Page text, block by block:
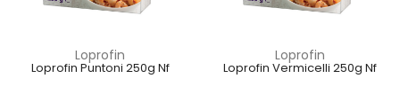
Loprofin
Loprofin Puntoni 250g Nf
Loprofin
Loprofin Vermicelli 250g Nf